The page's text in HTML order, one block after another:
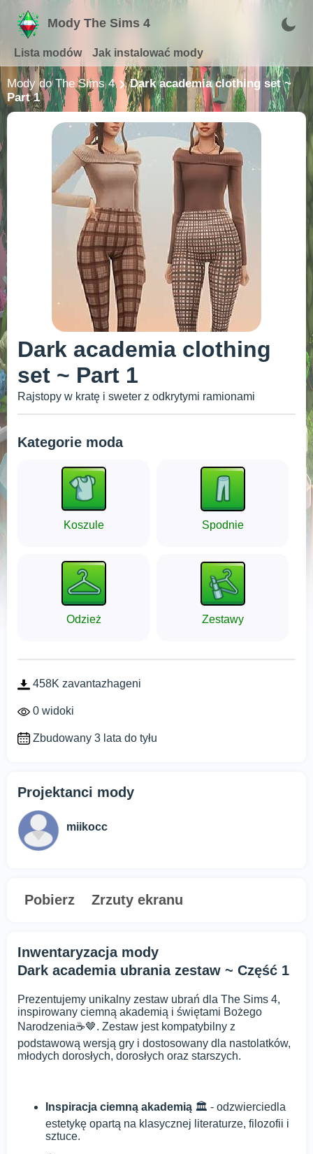
Mody The Sims 4
Lista modów Jak instalować mody
Mody do The Sims 4
Dark academia clothing set ~
Part 1
Dark academia clothing
set ~ Part 1
Rajstopy w kratę i sweter z odkrytymi ramionami
Kategorie moda
Koszule Spodnie
Odzież Zestawy
458K zavantazhageni
0 widoki
Zbudowany 3 lata do tyłu
Projektanci mody
miikocc
Pobierz Zrzuty ekranu
Inwentaryzacja mody
Dark academia ubrania zestaw ~ Część 1
Prezentujemy unikalny zestaw ubrań dla The Sims 4,
inspirowany ciemną akademią i świętami Bożego
Narodzenia☕🤎. Zestaw jest kompatybilny z
podstawową wersją gry i dostosowany dla nastolatków,
młodych dorosłych, dorosłych oraz starszych.
Inspiracja ciemną akademią 🏛️ - odzwierciedla
estetykę opartą na klasycznej literaturze, filozofii i
sztuce.